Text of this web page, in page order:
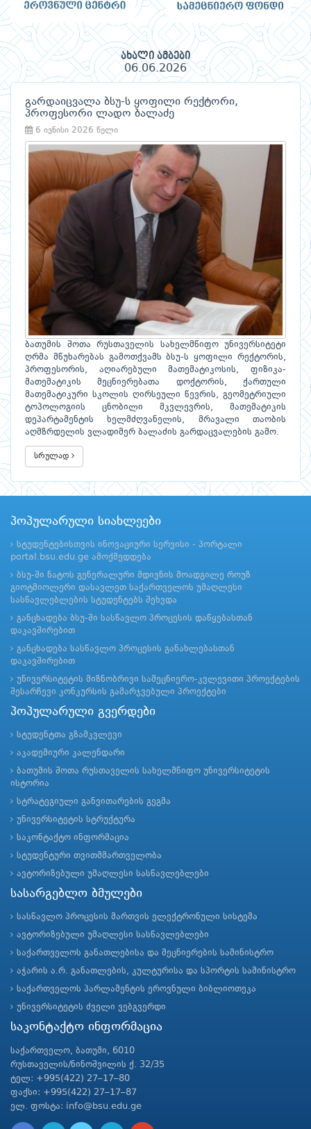
ახალი ამბები
06.06.2026
გარდაიცვალა ბსუ-ს ყოფილი რექტორი,
პროფესორი ლადო ბალაძე
6 ივნისი 2026 წელი
ბათუმის შოთა რუსთაველის სახელმწიფო უნივერსიტეტი
ღრმა მწუხარებას გამოთქვამს ბსუ-ს ყოფილი რექტორის,
პროფესორის, აღიარებული მათემატიკოსის, ფიზიკა-
მათემატიკის მეცნიერებათა დოქტორის, ქართული
მათემატიკური სკოლის ღირსეული წევრის, გეომეტრიული
ტოპოლოგიის ცნობილი მკვლევრის, მათემატიკის
დეპარტამენტის ხელმძღვანელის, მრავალი თაობის
აღმზრდელის ვლადიმერ ბალაძის გარდაცვალების გამო.
სრულად
პოპულარული სიახლეები
სტუდენტებისთვის ინოვაციური სერვისი - პორტალი
portal.bsu.edu.ge ამოქმედდება
ბსუ-ში ნატოს გენერალური მდივნის მოადგილე როუზ
გიოტმიოლერი დასავლეთ საქართველოს უმაღლესი
სასწავლებლების სტუდენტებს შეხვდა
განცხადება ბსუ-ში სასწავლო პროცესის დაწყებასთან
დაკავშირებით
განცხადება სასწავლო პროცესის განახლებასთან
დაკავშირებით
უნივერსიტეტის მიზნობრივი სამეცნიერო-კვლევითი პროექტების
შესარჩევი კონკურსის გამარჯვებული პროექტები
პოპულარული გვერდები
სტუდენტთა გზამკვლევი
აკადემიური კალენდარი
ბათუმის შოთა რუსთაველის სახელმწიფო უნივერსიტეტის
ისტორია
სტრატეგიული განვითარების გეგმა
უნივერსიტეტის სტრუქტურა
საკონტაქტო ინფორმაცია
სტუდენტური თვითმმართველობა
ავტორიზებული უმაღლესი სასწავლებლები
სასარგებლო ბმულები
სასწავლო პროცესის მართვის ელექტრონული სისტემა
ავტორიზებული უმაღლესი სასწავლებლები
საქართველოს განათლებისა და მეცნიერების სამინისტრო
აჭარის ა.რ. განათლების, კულტურისა და სპორტის სამინისტრო
საქართველოს პარლამენტის ეროვნული ბიბლიოთეკა
უნივერსიტეტის ძველი ვებგვერდი
საკონტაქტო ინფორმაცია
საქართველო, ბათუმი, 6010
რუსთაველის/ნინოშვილის ქ. 32/35
ტელ: +995(422) 27–17–80
ფაქსი: +995(422) 27–17–87
ელ. ფოსტა: info@bsu.edu.ge